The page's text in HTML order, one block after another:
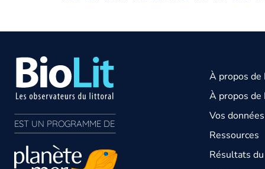
EST UN PROGRAMME DE
À propos de
À propos de
Vos
Ressources
Résultats